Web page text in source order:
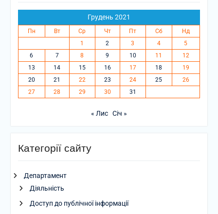
Грудень 2021
Пн Вт Ср Чт Пт Сб
Нд
1
2 3 4
5
6
7 8 9 10 11
12
13
14 15 16 17 18
19
20
21 22 23 24 25
26
27
28 29 30 31
« Лис Січ »
Категорії сайту
Департамент
Діяльність
Доступ до публічної інформації